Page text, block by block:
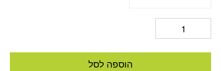
הוספה לסל